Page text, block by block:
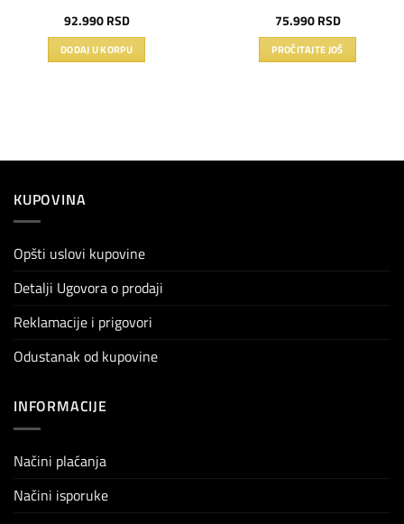
92.990 RSD
DODAJ U KORPU
75.990 RSD
PROČITAJTE JOŠ
KUPOVINA
Opšti uslovi kupovine
Detalji Ugovora o prodaji
Reklamacije i prigovori
Odustanak od kupovine
INFORMACIJE
Načini plaćanja
Načini isporuke